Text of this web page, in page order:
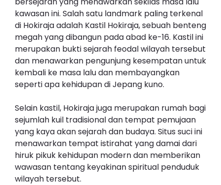
kawasan ini. Salah satu landmark paling terkenal
di Hokiraja adalah Kastil Hokiraja, sebuah benteng
megah yang dibangun pada abad ke-16. Kastil ini
merupakan bukti sejarah feodal wilayah tersebut
dan menawarkan pengunjung kesempatan untuk
kembali ke masa lalu dan membayangkan
seperti apa kehidupan di Jepang kuno.
Selain kastil, Hokiraja juga merupakan rumah bagi
sejumlah kuil tradisional dan tempat pemujaan
yang kaya akan sejarah dan budaya. Situs suci ini
menawarkan tempat istirahat yang damai dari
hiruk pikuk kehidupan modern dan memberikan
wawasan tentang keyakinan spiritual penduduk
wilayah tersebut.